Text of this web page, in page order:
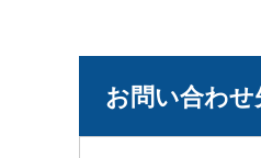
お問い合わせ